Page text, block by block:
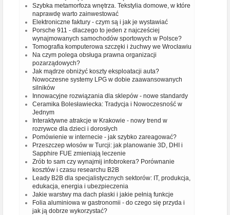
Szybka metamorfoza wnętrza. Tekstylia domowe, w które
naprawdę warto zainwestować
Elektroniczne faktury - czym są i jak je wystawiać
Porsche 911 - dlaczego to jeden z najcześciej
wynajmowanych samochodów sportowych w Polsce?
Tomografia komputerowa szczęki i żuchwy we Wrocławiu
Na czym polega obsługa prawna organizacji
pozarządowych?
Jak mądrze obniżyć koszty eksploatacji auta?
Nowoczesne systemy LPG w dobie zaawansowanych
silników
Innowacyjne rozwiązania dla sklepów - nowe standardy
Ceramika Bolesławiecka: Tradycja i Nowoczesność w
Jednym
Interaktywne atrakcje w Krakowie - nowy trend w
rozrywce dla dzieci i dorosłych
Pomówienie w internecie - jak szybko zareagować?
Przeszczep włosów w Turcji: jak planowanie 3D, DHI i
Sapphire FUE zmieniają leczenie
Zrób to sam czy wynajmij infobrokera? Porównanie
kosztów i czasu researchu B2B
Leady B2B dla specjalistycznych sektorów: IT, produkcja,
edukacja, energia i ubezpieczenia
Jakie warstwy ma dach płaski i jakie pełnią funkcje
Folia aluminiowa w gastronomii - do czego się przyda i
jak ją dobrze wykorzystać?